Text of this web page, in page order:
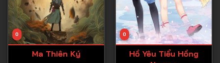
Tập 24
Tập 25
Tập 26
0
Ma Thiên Ký
0
Hồ Yêu Tiểu Hồng